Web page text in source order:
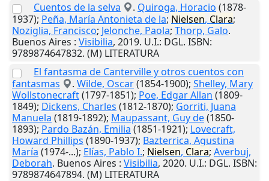
Cuentos de la selva
. Quiroga, Horacio (1878-
1937); Peña, María Antonieta de la; Nielsen, Clara;
Noziglia, Francisco; Jelonche, Paola; Thorp, Galo.
Buenos Aires : Visibilia, 2019. U.I.: DGL. ISBN:
9789874647832. (M) LITERATURA
El fantasma de Canterville y otros cuentos con
fantasmas
. Wilde, Oscar(1854-1900); Shelley, Mary
Wollstonecraft(1797-1851); Poe, Edgar Allan (1809-
1849); Dickens, Charles (1812-1870); Gorriti, Juana
Manuela (1819-1892); Maupassant, Guy de(1850-
1893); Pardo Bazán, Emilia (1851-1921); Lovecraft,
Howard Phillips (1890-1937); Bazterrica, Agustina
María (1974-...); Elías, Pablo I.; Nielsen, Clara; Averbuj,
Deborah. Buenos Aires : Visibilia, 2020. U.I.: DGL. ISBN:
9789874647894. (M) LITERATURA